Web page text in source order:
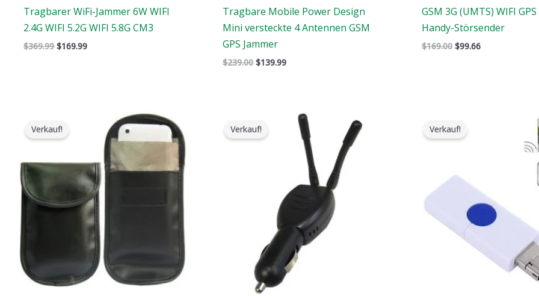
Tragbarer WiFi-Jammer 6W WIFI
2.4G WIFI 5.2G WIFI 5.8G CM3
$369.99 $169.99
Tragbare Mobile Power Design
Mini versteckte 4 Antennen GSM
GPS Jammer
$239.00 $139.99
GSM 3G (UMTS) WIFI
Handy-Störsender
$169.00 $99.66
Verkauf!
ursprüngliche
Preis
aktuelle
Verkauf!
ursprüngliche
Preis
aktuelle
Preis
$79.99.
Verkauf!
ursprüngliche
Preis